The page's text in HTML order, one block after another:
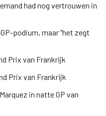
had nog vertrouwen in
podium, maar “het zegt
Prix van Frankrijk
Prix van Frankrijk
in natte GP van